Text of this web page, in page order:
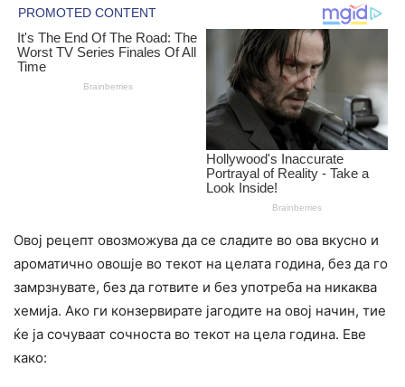
Овој рецепт овозможува да се сладите во ова вкусно и
ароматично овошје во текот на целата година, без да го
замрзнувате, без да готвите и без употреба на никаква
xeмија. Ако ги конзервирате јагодите на овој начин, тие
ќе ја сочуваат сочноста во текот на цела година. Еве
како: